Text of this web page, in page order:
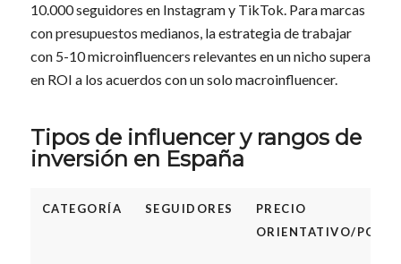
10.000 seguidores en Instagram y TikTok. Para marcas
con presupuestos medianos, la estrategia de trabajar
con 5-10 microinfluencers relevantes en un nicho supera
en ROI a los acuerdos con un solo macroinfluencer.
Tipos de influencer y rangos de
inversión en España
CATEGORÍA SEGUIDORES
PRECIO
ORIENTATIVO/POST